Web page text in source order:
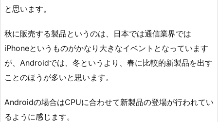
と思います。
秋に販売する製品というのは、日本では通信業界では
iPhoneというものがかなり大きなイベントとなっています
が、Androidでは、冬というより、春に比較的新製品を出す
ことのほうが多いと思います。
Androidの場合はCPUに合わせて新製品の登場が行われてい
るように感じます。